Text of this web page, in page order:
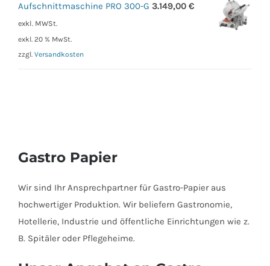
Gastro Papier
Wir sind Ihr Ansprechpartner für Gastro-Papier aus
hochwertiger Produktion. Wir beliefern Gastronomie,
Hotellerie, Industrie und öffentliche Einrichtungen wie z.
B. Spitäler oder Pflegeheime.
Aufschnittmaschine PRO 300-G 3.149,00 €
exkl. MWSt.
exkl. 20 % MwSt.
zzgl. Versandkosten